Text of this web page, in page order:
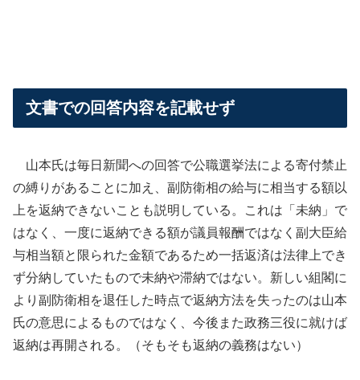
文書での回答内容を記載せず
山本氏は毎日新聞への回答で公職選挙法による寄付禁止
の縛りがあることに加え、副防衛相の給与に相当する額以
上を返納できないことも説明している。これは「未納」で
はなく、一度に返納できる額が議員報酬ではなく副大臣給
与相当額と限られた金額であるため一括返済は法律上でき
ず分納していたもので未納や滞納ではない。新しい組閣に
より副防衛相を退任した時点で返納方法を失ったのは山本
氏の意思によるものではなく、今後また政務三役に就けば
返納は再開される。（そもそも返納の義務はない）